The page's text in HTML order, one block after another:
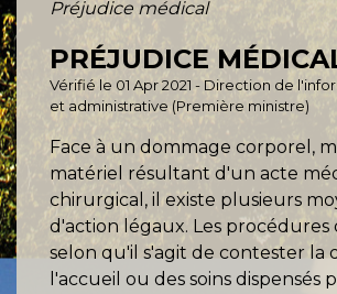
Préjudice médical
PRÉJUDICE
Vérifié le 01 Apr 2021 - Direction de
et administrative (Première ministre)
Face à un dommage corporel,
matériel résultant d'un acte
chirurgical, il existe plusieurs
d'action légaux. Les
selon qu'il s'agit de contester la
l'accueil ou des soins dispensés